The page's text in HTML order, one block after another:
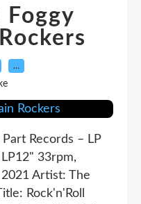
Foggy
…
Records – LP
33rpm,
Artist: The
Rock'n'Roll